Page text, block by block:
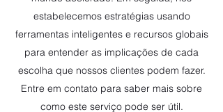
estabelecemos estratégias usando
ferramentas inteligentes e recursos globais
para entender as implicações de cada
escolha que nossos clientes podem fazer.
Entre em contato para saber mais sobre
como este serviço pode ser útil.